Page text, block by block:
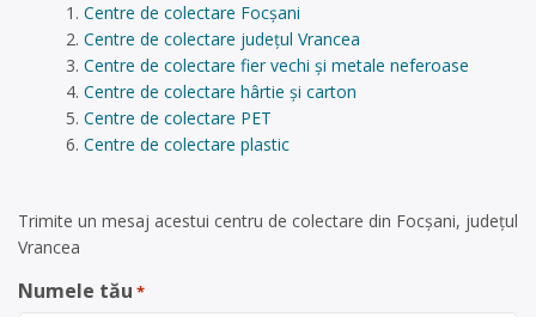
Centre de colectare Focșani
Centre de colectare județul Vrancea
Centre de colectare fier vechi și metale neferoase
Centre de colectare hârtie și carton
Centre de colectare PET
Centre de colectare plastic
Trimite un mesaj acestui centru de colectare din Focșani, județul
Vrancea
Numele tău *